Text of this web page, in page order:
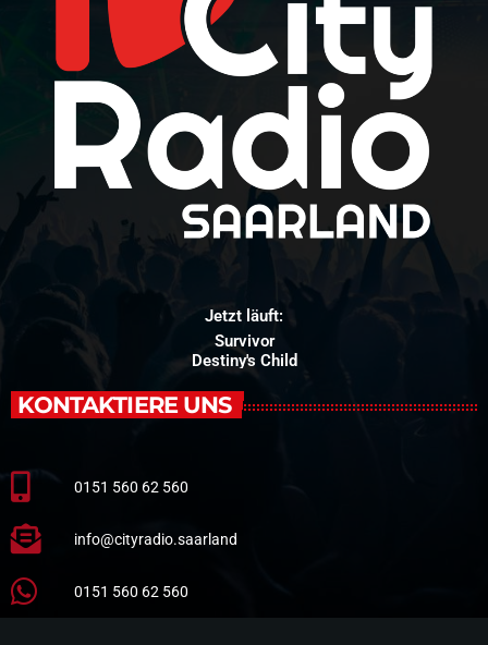
Jetzt läuft:
Survivor
Destiny's Child
KONTAKTIERE UNS
0151 560 62 560
info@cityradio.saarland
0151 560 62 560